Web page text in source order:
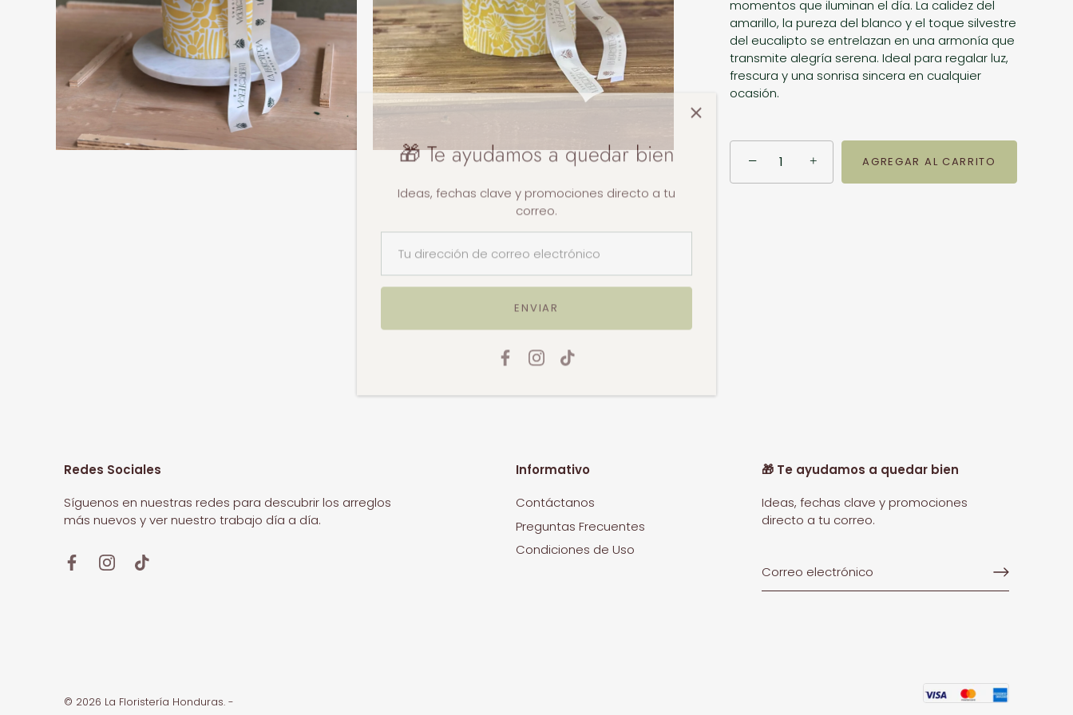
momentos que iluminan el día. La calidez del
amarillo, la pureza del blanco y el toque silvestre
del eucalipto se entrelazan en una armonía que
transmite alegría serena. Ideal para regalar luz,
frescura y una sonrisa sincera en cualquier
ocasión.
− + AGREGAR AL CARRITO
🎁 Te ayudamos a quedar bien
Ideas, fechas clave y promociones directo a tu
Redes Sociales
Síguenos en nuestras redes para descubrir los arreglos
más nuevos y ver nuestro trabajo día a día.
Informativo
Contáctanos
Preguntas Frecuentes
Condiciones de Uso
🎁 Te ayudamos a quedar bien
Ideas, fechas clave y promociones
directo a tu correo.
© 2026 La Floristería Honduras. -